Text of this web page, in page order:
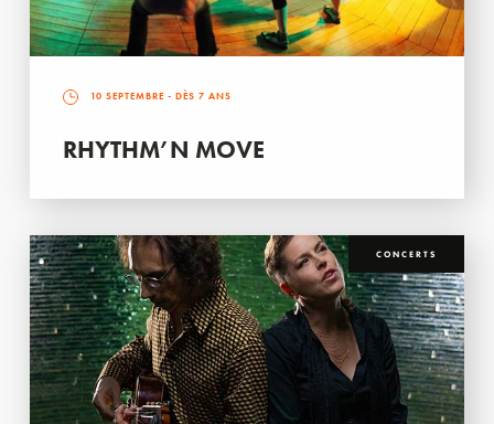
10 SEPTEMBRE - DÈS 7 ANS
RHYTHM’N MOVE
CONCERTS